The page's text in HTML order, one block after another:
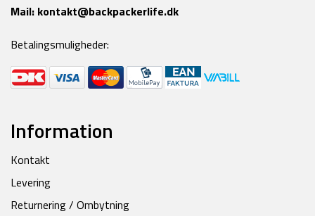
Mail: kontakt@backpackerlife.dk
Betalingsmuligheder:
Information
Kontakt
Levering
Returnering / Ombytning